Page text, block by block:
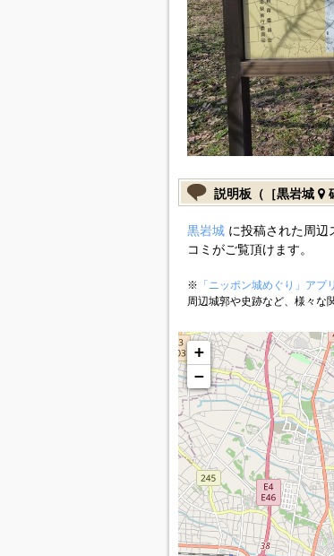
説明板（［黒岩城
黒岩城に投稿された周辺
コミがご覧頂けます。
※ 「ニッポン城めぐり」アプリ
周辺城郭や史跡など、様々な
+
−